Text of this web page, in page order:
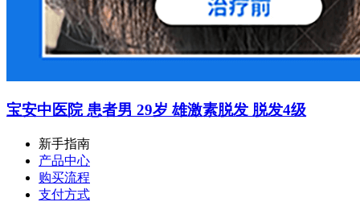
宝安中医院 患者男 29岁 雄激素脱发 脱发4级
新手指南
产品中心
购买流程
支付方式